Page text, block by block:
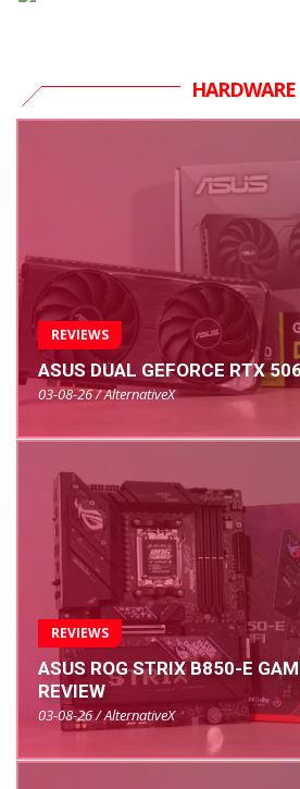
HARDWARE
REVIEWS
ASUS DUAL GEFORCE RTX
03-08-26 / AlternativeX
REVIEWS
ASUS ROG STRIX B850-E
REVIEW
03-08-26 / AlternativeX